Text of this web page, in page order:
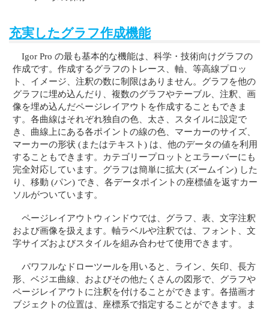
充実したグラフ作成機能
Igor Pro の最も基本的な機能は、科学・技術向けグラフの
作成です。作成するグラフのトレース、軸、等高線プロッ
ト、イメージ、注釈の数に制限はありません。グラフを他の
グラフに埋め込んだり、複数のグラフやテーブル、注釈、画
像を埋め込んだページレイアウトを作成することもできま
す。各曲線はそれぞれ独自の色、太さ、スタイルに設定で
き、曲線上にある各ポイントの線の色、マーカーのサイズ、
マーカーの形状 (またはテキスト) は、他のデータの値を利用
することもできます。カテゴリープロットとエラーバーにも
完全対応しています。グラフは簡単に拡大 (ズームイン) した
り、移動 (パン) でき、各データポイントの座標値を返すカー
ソルがついています。
ページレイアウトウィンドウでは、グラフ、表、文字注釈
および画像を扱えます。軸ラベルや注釈では、フォント、文
字サイズおよびスタイルを組み合わせて使用できます。
パワフルなドローツールを用いると、ライン、矢印、長方
形、ベジエ曲線、およびその他たくさんの図形で、グラフや
ページレイアウトに注釈を付けることができます。各描画オ
ブジェクトの位置は、座標系で指定することができます。ま